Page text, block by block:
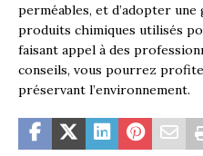
perméables, et d’adopter
produits chimiques utilisés
faisant appel à des
conseils, vous pourrez
préservant l’environnement.